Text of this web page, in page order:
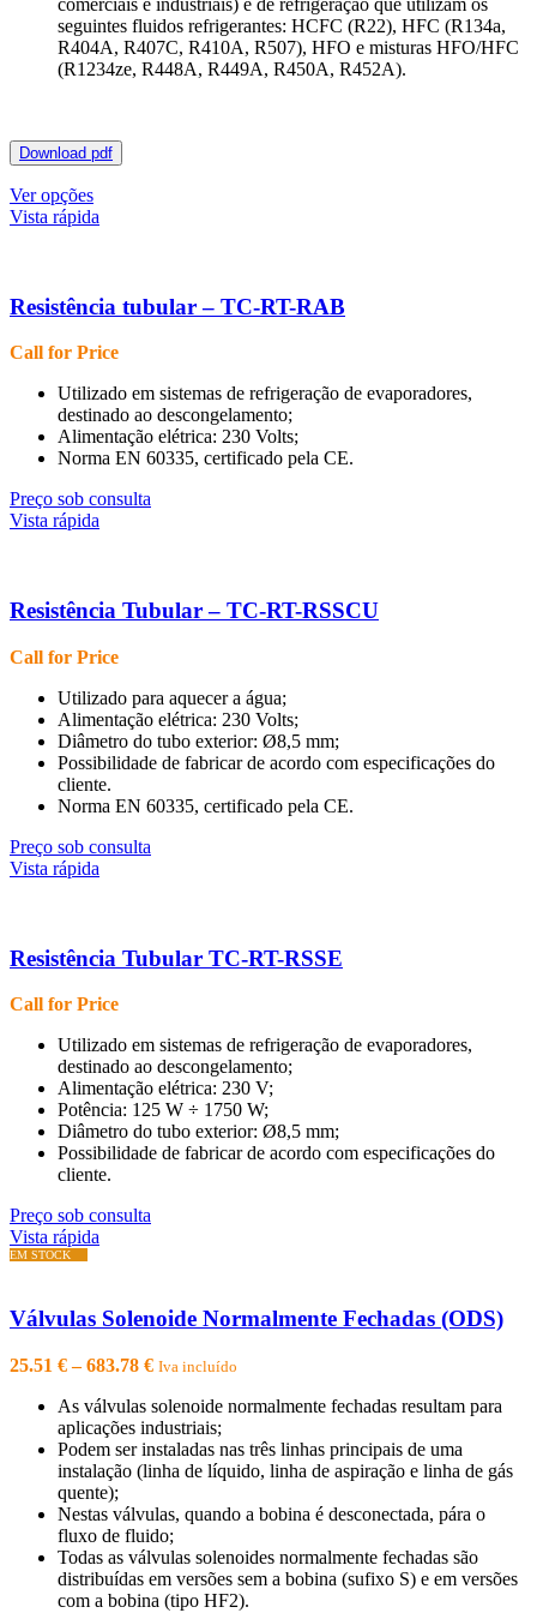
comerciais e industriais) e de refrigeração que utilizam os
seguintes fluidos refrigerantes: HCFC (R22), HFC (R134a,
R404A, R407C, R410A, R507), HFO e misturas HFO/HFC
(R1234ze, R448A, R449A, R450A, R452A).
Download pdf
Ver opçõesThis
product
The
options
may
chosen
on
the
product
Vista rápida
Resistência tubular – TC-RT-RAB
Call for Price
Utilizado em sistemas de refrigeração de evaporadores,
destinado ao descongelamento;
Alimentação elétrica: 230 Volts;
Norma EN 60335, certificado pela CE.
Preço sob consulta
Vista rápida
Resistência Tubular – TC-RT-RSSCU
Call for Price
Utilizado para aquecer a água;
Alimentação elétrica: 230 Volts;
Diâmetro do tubo exterior: Ø8,5 mm;
Possibilidade de fabricar de acordo com especificações do
cliente.
Norma EN 60335, certificado pela CE.
Preço sob consulta
Vista rápida
Resistência Tubular TC-RT-RSSE
Call for Price
Utilizado em sistemas de refrigeração de evaporadores,
destinado ao descongelamento;
Alimentação elétrica: 230 V;
Potência: 125 W ÷ 1750 W;
Diâmetro do tubo exterior: Ø8,5 mm;
Possibilidade de fabricar de acordo com especificações do
cliente.
Preço sob consulta
Vista rápida
Válvulas Solenoide Normalmente Fechadas (ODS)
25.51 € – 683.78 €Price
25.51 €
through
683.78 €
Iva incluído
As válvulas solenoide normalmente fechadas resultam para
aplicações industriais;
Podem ser instaladas nas três linhas principais de uma
instalação (linha de líquido, linha de aspiração e linha de gás
quente);
Nestas válvulas, quando a bobina é desconectada, pára o
fluxo de fluido;
Todas as válvulas solenoides normalmente fechadas são
distribuídas em versões sem a bobina (sufixo S) e em versões
com a bobina (tipo HF2).